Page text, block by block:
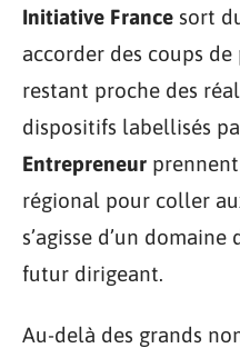
Initiative France sort
accorder des coups
restant proche des
dispositifs labellisés
Entrepreneur
régional pour coller
s’agisse d’un
futur dirigeant.
Au-delà des grands